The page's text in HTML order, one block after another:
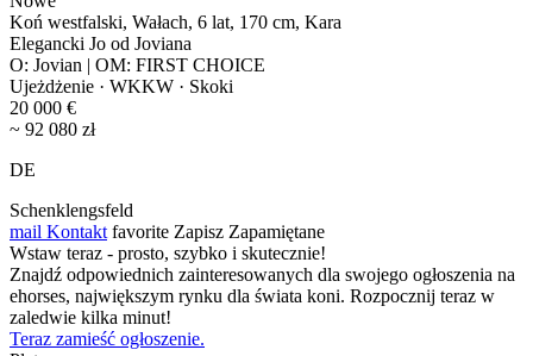
Koń westfalski, Wałach, 6 lat, 170 cm, Kara
Elegancki Jo od Joviana
O: Jovian | OM: FIRST CHOICE
Ujeżdżenie · WKKW · Skoki
20 000 €
~ 92 080 zł
DE
Schenklengsfeld
mail Kontakt favorite Zapisz Zapamiętane
Wstaw teraz - prosto, szybko i skutecznie!
Znajdź odpowiednich zainteresowanych dla swojego ogłoszenia na
ehorses, największym rynku dla świata koni. Rozpocznij teraz w
zaledwie kilka minut!
Teraz zamieść ogłoszenie.